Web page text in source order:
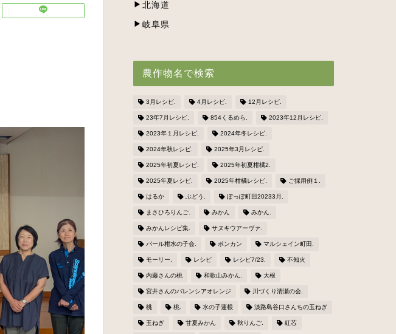
北海道
岐阜県
農作物名で検索
3月レシピ. 4月レシピ. 12月レシピ.
23年7月レシピ. 854くるめら. 2023年12月レシピ.
2023年１月レシピ. 2024年冬レシピ.
2024年秋レシピ. 2025年3月レシピ.
2025年初夏レシピ. 2025年初夏柑橘2.
2025年夏レシピ. 2025年柑橘レシピ. ご採用例１.
はるか ぶどう. ぽっぽ町田20233月.
まさひろりんご. みかん みかん.
みかんレシピ集. サヌキウアーヴァ.
パール柑水の子会. ポンカン マルシェイン町田.
モーリー. レシピ レシピ7/23. 不知火
内藤さんの桃 和歌山みかん. 大根
宮井さんのバレンシアオレンジ 川づくり清瀬の会.
桃 桃. 水の子蓮根 淡路島谷口さんちの玉ねぎ
玉ねぎ 甘夏みかん 秋りんご. 紅芯